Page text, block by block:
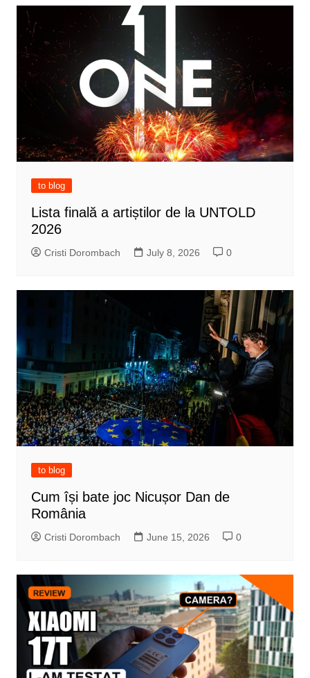
to blog
Lista finală a artiștilor de la UNTOLD
2026
Cristi Dorombach July 8, 2026 0
to blog
Cum își bate joc Nicușor Dan de
România
Cristi Dorombach June 15, 2026 0